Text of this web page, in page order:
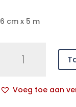
6 cm x 5 m
5m Voeg toe aan